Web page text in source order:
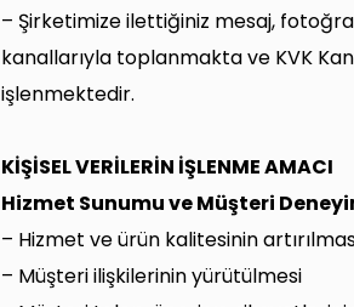
– Şirketimize ilettiğiniz mesaj,
kanallarıyla toplanmakta ve KVK
işlenmektedir.
KİŞİSEL VERİLERİN İŞLENME AMACI
Hizmet Sunumu ve Müşteri
– Hizmet ve ürün kalitesinin
– Müşteri ilişkilerinin yürütülmesi